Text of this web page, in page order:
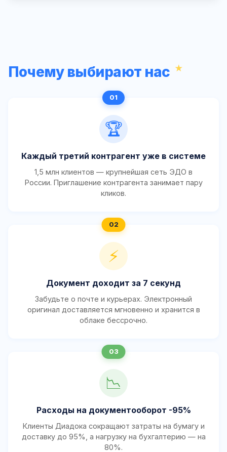
Почему выбирают нас
🏆
Каждый третий контрагент уже в системе
1,5 млн клиентов — крупнейшая сеть ЭДО в
России. Приглашение контрагента занимает пару
кликов.
⚡
Документ доходит за 7 секунд
Забудьте о почте и курьерах. Электронный
оригинал доставляется мгновенно и хранится в
облаке бессрочно.
📉
Расходы на документооборот -95%
Клиенты Диадока сокращают затраты на бумагу и
доставку до 95%, а нагрузку на бухгалтерию — на
80%.